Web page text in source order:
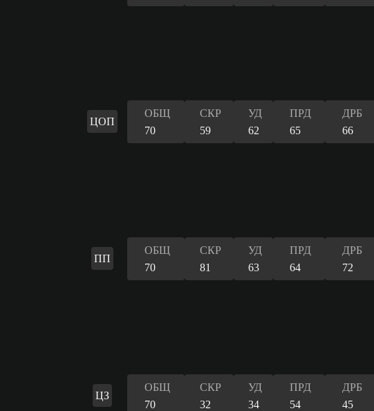
ЦОП
ОБЩ
70
СКР
59
УД
62
ПРД
65
ДРБ
66
ПП
ОБЩ
70
СКР
81
УД
63
ПРД
64
ДРБ
72
ЦЗ
ОБЩ
70
СКР
32
УД
34
ПРД
54
ДРБ
45